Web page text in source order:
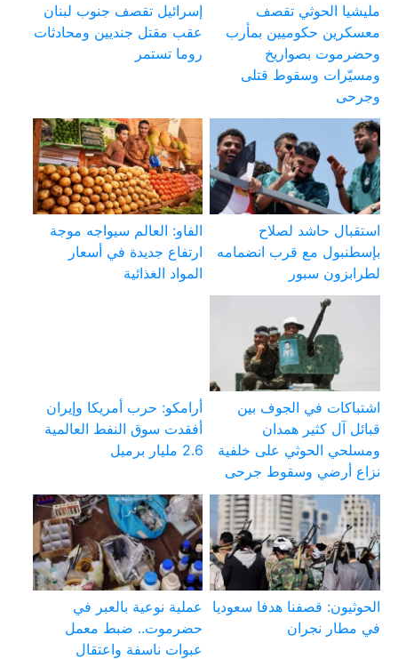
مليشيا الحوثي تقصف
معسكرين حكوميين بمأرب
وحضرموت بصواريخ
ومسيّرات وسقوط قتلى
وجرحى
إسرائيل تقصف جنوب لبنان
عقب مقتل جنديين ومحادثات
روما تستمر
استقبال حاشد لصلاح
بإسطنبول مع قرب انضمامه
لطرابزون سبور
الفاو: العالم سيواجه موجة
ارتفاع جديدة في أسعار
المواد الغذائية
اشتباكات في الجوف بين
قبائل آل كثير همدان
ومسلحي الحوثي على خلفية
نزاع أرضي وسقوط جرحى
أرامكو: حرب أمريكا وإيران
أفقدت سوق النفط العالمية
2.6 مليار برميل
الحوثيون: قصفنا هدفا سعوديا
في مطار نجران
عملية نوعية بالعبر في
حضرموت.. ضبط معمل
عبوات ناسفة واعتقال